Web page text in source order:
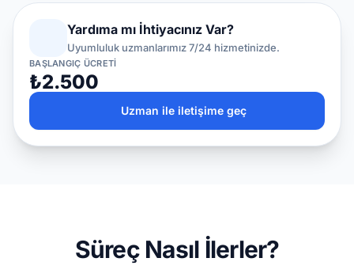
Yardıma mı İhtiyacınız Var?
Uyumluluk uzmanlarımız 7/24 hizmetinizde.
BAŞLANGIÇ ÜCRETI
₺2.500
Uzman ile iletişime geç
Süreç Nasıl İlerler?